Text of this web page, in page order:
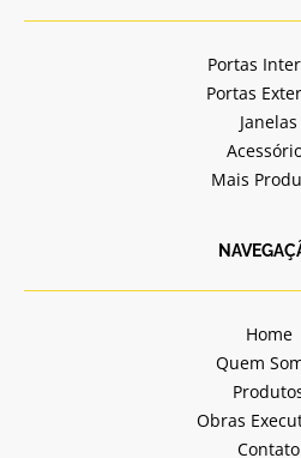
o
k
-
f
Portas
Portas
Janelas
Mais
Home
Quem
Obras
Contato